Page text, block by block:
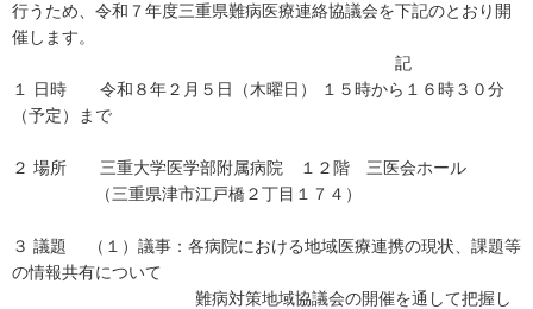
行うため、令和７年度三重県難病医療連絡協議会を下記のとおり開
催します。
記
１ 日時 令和８年２月５日（木曜日） １５時から１６時３０分
（予定）まで
２ 場所 三重大学医学部附属病院 １２階 三医会ホール
（三重県津市江戸橋２丁目１７４）
３ 議題 （１）議事：各病院における地域医療連携の現状、課題等
の情報共有について
難病対策地域協議会の開催を通して把握し